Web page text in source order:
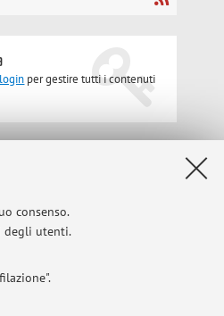
consenso.
degli utenti.
login per gestire tutti i contenuti